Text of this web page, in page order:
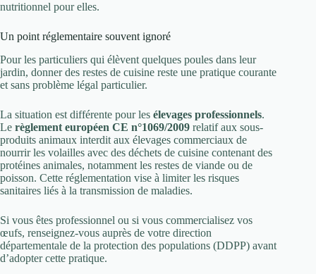
nutritionnel pour elles.
Un point réglementaire souvent ignoré
Pour les particuliers qui élèvent quelques poules dans leur
jardin, donner des restes de cuisine reste une pratique courante
et sans problème légal particulier.
La situation est différente pour les élevages professionnels.
Le règlement européen CE n°1069/2009 relatif aux sous-
produits animaux interdit aux élevages commerciaux de
nourrir les volailles avec des déchets de cuisine contenant des
protéines animales, notamment les restes de viande ou de
poisson. Cette réglementation vise à limiter les risques
sanitaires liés à la transmission de maladies.
Si vous êtes professionnel ou si vous commercialisez vos
œufs, renseignez-vous auprès de votre direction
départementale de la protection des populations (DDPP) avant
d’adopter cette pratique.